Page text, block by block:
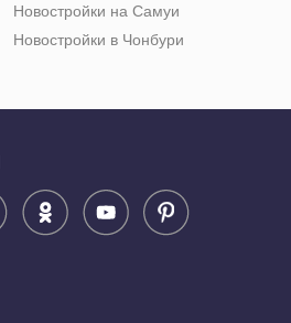
Новостройки на Самуи
Новостройки в Чонбури